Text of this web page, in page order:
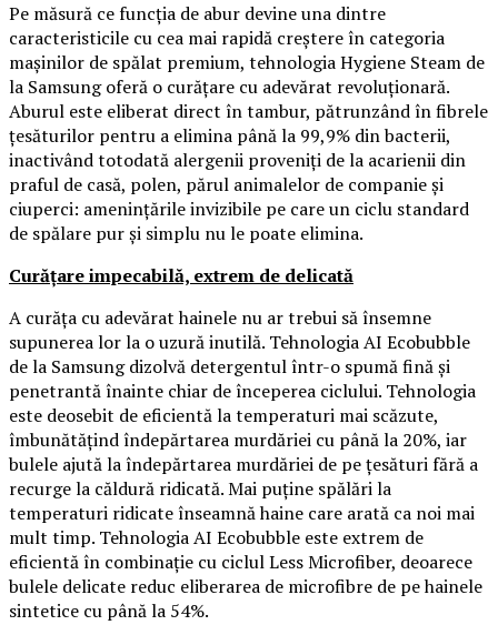
Pe măsură ce funcția de abur devine una dintre
caracteristicile cu cea mai rapidă creștere în categoria
mașinilor de spălat premium, tehnologia Hygiene Steam de
la Samsung oferă o curățare cu adevărat revoluționară.
Aburul este eliberat direct în tambur, pătrunzând în fibrele
țesăturilor pentru a elimina până la 99,9% din bacterii,
inactivând totodată alergenii proveniți de la acarienii din
praful de casă, polen, părul animalelor de companie și
ciuperci: amenințările invizibile pe care un ciclu standard
de spălare pur și simplu nu le poate elimina.
Curățare impecabilă, extrem de delicată
A curăța cu adevărat hainele nu ar trebui să însemne
supunerea lor la o uzură inutilă. Tehnologia AI Ecobubble
de la Samsung dizolvă detergentul într-o spumă fină și
penetrantă înainte chiar de începerea ciclului. Tehnologia
este deosebit de eficientă la temperaturi mai scăzute,
îmbunătățind îndepărtarea murdăriei cu până la 20%, iar
bulele ajută la îndepărtarea murdăriei de pe țesături fără a
recurge la căldură ridicată. Mai puține spălări la
temperaturi ridicate înseamnă haine care arată ca noi mai
mult timp. Tehnologia AI Ecobubble este extrem de
eficientă în combinație cu ciclul Less Microfiber, deoarece
bulele delicate reduc eliberarea de microfibre de pe hainele
sintetice cu până la 54%.